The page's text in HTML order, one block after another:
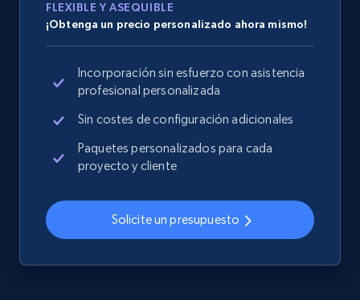
web using keywords
URL, Product id, Title, Product description,
Rating, Reviews count, Images, Variations, and
FLEXIBLE Y ASEQUIBLE
¡Obtenga un precio personalizado ahora mismo!
Incorporación sin esfuerzo con asistencia
profesional personalizada
Sin costes de configuración adicionales
Paquetes personalizados para cada
proyecto y cliente
Solicite un presupuesto